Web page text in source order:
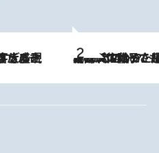
2026.8.5
【阿川佐和子さんの年とる力】なぜ70代で始めた趣味は“こんなに楽しい”のか？ ピアノ、俳句…スランプに陥っても続けられる“ある秘訣”とは